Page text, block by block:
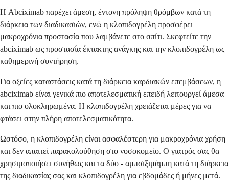
Η Abciximab παρέχει άμεση, έντονη πρόληψη θρόμβων κατά τη
διάρκεια των διαδικασιών, ενώ η κλοπιδογρέλη προσφέρει
μακροχρόνια προστασία που λαμβάνετε στο σπίτι. Σκεφτείτε την
abciximab ως προστασία έκτακτης ανάγκης και την κλοπιδογρέλη ως
καθημερινή συντήρηση.
Για οξείες καταστάσεις κατά τη διάρκεια καρδιακών επεμβάσεων, η
abciximab είναι γενικά πιο αποτελεσματική επειδή λειτουργεί άμεσα
και πιο ολοκληρωμένα. Η κλοπιδογρέλη χρειάζεται μέρες για να
φτάσει στην πλήρη αποτελεσματικότητα.
Ωστόσο, η κλοπιδογρέλη είναι ασφαλέστερη για μακροχρόνια χρήση
και δεν απαιτεί παρακολούθηση στο νοσοκομείο. Ο γιατρός σας θα
χρησιμοποιήσει συνήθως και τα δύο - αμπσιξιμάμπη κατά τη διάρκεια
της διαδικασίας σας και κλοπιδογρέλη για εβδομάδες ή μήνες μετά.